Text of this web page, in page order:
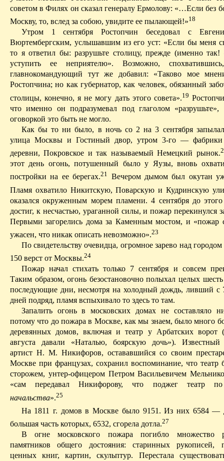
советом в Филях он сказал генералу Ермолову: «…Если без
Москву, то, вслед за собою, увидите ее пылающей!»18
Утром 1 сентября Ростопчин беседовал с
Вюртемберг­ским, услышавшим из его уст: «Если бы меня
то я ответил бы: разрушьте столицу, прежде (именно так!
уступить ее неприятелю». Возможно,
главнокомандующий тут же добавил: «Таково мое
Ростопчина; но как губернатор, как человек, обязанный
столицы, конечно, я не могу дать этого совета».19
что именно он подразумевал под глаголом «разрушьте»,
оговоркой это быть не могло.
Как бы то ни было, в ночь со 2 на 3 сентября
улица Москвы и Гостиный двор, утром 3-го —
деревни, Покровское и так называемый Немецкий рынок.
этот день огонь, потушенный было у Яузы, вновь
постройки на ее берегах.21 Вечером дымом был окутан
Пламя охватило Никитскую, Поварскую и Кудринскую
оказался окруженным морем пламени. 4 сентября до
достиг, к несчастью, ураганной силы, и пожар перекинулся
Первыми загорелись дома за Каменным мостом, и «пожар
ужасен, что никак описать невозможно».23
По свидетельству очевидца, огромное зарево над
150 верст от Москвы.24
Пожар начал стихать только 7 сентября и совсем
Таким образом, огонь безостановочно полыхал целых
последующие дни, несмотря на холодный дождь, ливший с
дней подряд, пламя вспыхивало то здесь то там.
Запалить огонь в московских домах не составляло
потому что до пожара в Москве, как мы знаем, было много
деревянных домов, включая и театр у Арбатских ворот
августа давали «Наталью, боярскую дочь»). Известный
артист Н. М. Никифоров, остававшийся со своим
Москве при французах, сохранил воспоминание, что
сторожем, унтер-офицером Петром Васильевичем
«сам передавал Никифорову, что поджег театр по
начальства».25
На 1811 г. домов в Москве было 9151. Из них 6584 —
большая часть которых, 6532, сгорела дотла.27
В огне московского пожара погибло множество
памятников общего достояния: старинных рукописей,
ценных книг, картин, скульптур. Перестала